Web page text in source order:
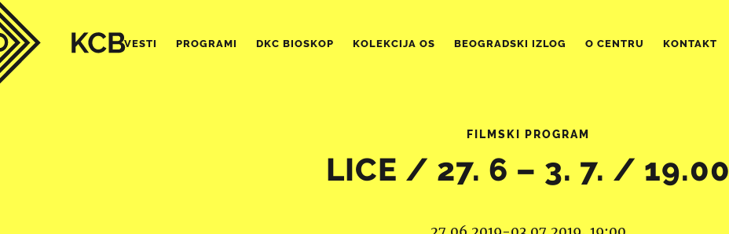
VESTI PROGRAMI DKC BIOSKOP KOLEKCIJA OS BEOGRADSKI IZLOG O CENTRU KONTAKT
FILMSKI PROGRAM
LICE / 27. 6 – 3. 7. / 19.00